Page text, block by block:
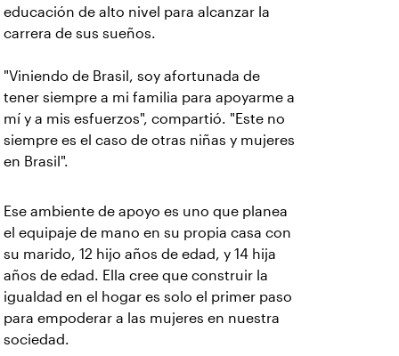
educación de alto nivel para alcanzar la
carrera de sus sueños.
"Viniendo de Brasil, soy afortunada de
tener siempre a mi familia para apoyarme a
mí y a mis esfuerzos", compartió. "Este no
siempre es el caso de otras niñas y mujeres
en Brasil".
Ese ambiente de apoyo es uno que planea
el equipaje de mano en su propia casa con
su marido, 12 hijo años de edad, y 14 hija
años de edad. Ella cree que construir la
igualdad en el hogar es solo el primer paso
para empoderar a las mujeres en nuestra
sociedad.